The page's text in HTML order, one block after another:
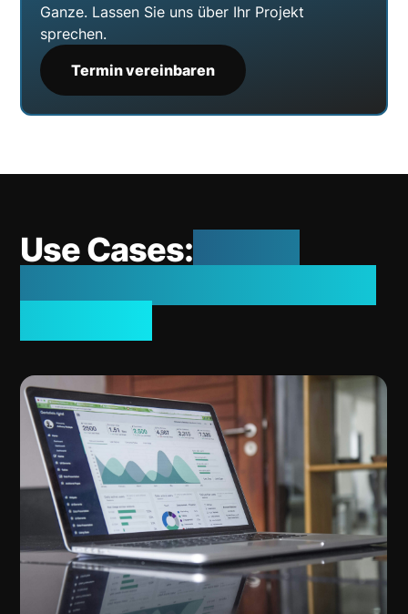
Ganze. Lassen Sie uns über Ihr Projekt
sprechen.
Termin vereinbaren
Use Cases: